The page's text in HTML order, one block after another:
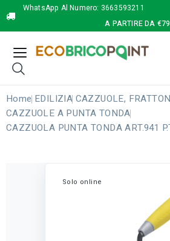
WhatsApp Al Numero: 3663593211
A PARTIRE DA
Home EDILIZIA CAZZUOLE,
CAZZUOLE A PUNTA TONDA
CAZZUOLA PUNTA TONDA ART.941
Solo online